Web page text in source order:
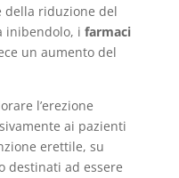
della riduzione del
inibendolo, i farmaci
un aumento del
l’erezione
ai pazienti
erettile, su
destinati ad essere